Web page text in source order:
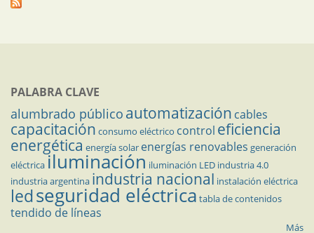
PALABRA CLAVE
alumbrado público automatización cables
capacitación consumo eléctrico control eficiencia
energética energía solar energías renovables generación
eléctricailuminación iluminación LED industria 4.0
industria argentina industria nacional instalación eléctrica
ledseguridad eléctrica tabla de contenidos
tendido de líneas
Más